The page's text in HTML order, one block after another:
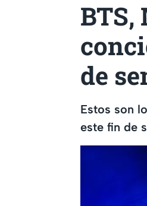
BTS,
de
Estos son
este fin de